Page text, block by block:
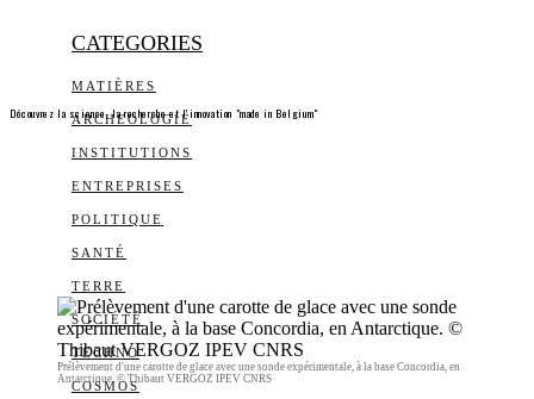
CATEGORIES
MATIÈRES
ARCHEOLOGIE
INSTITUTIONS
ENTREPRISES
POLITIQUE
SANTÉ
TERRE
SOCIÉTÉ
TECHNO
COSMOS
Découvrez la science, la recherche et l’innovation "made in Belgium"
Prélèvement d'une carotte de glace avec une sonde expérimentale, à la base Concordia, en
Antarctique. © Thibaut VERGOZ IPEV CNRS